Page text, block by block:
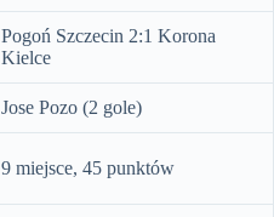
Pogoń Szczecin 2:1 Korona
Kielce
Jose Pozo (2 gole)
9 miejsce, 45 punktów